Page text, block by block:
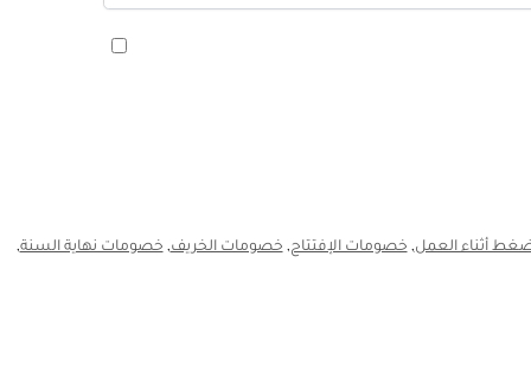
أثناء العمل, خصومات الإفتتاح, خصومات الخريف, خصومات نهاية السنة,